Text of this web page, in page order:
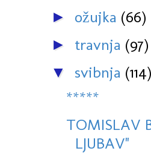
► ožujka (66)
► travnja (97)
▼ svibnja (114)
*****
TOMISLAV
LJUBAV''